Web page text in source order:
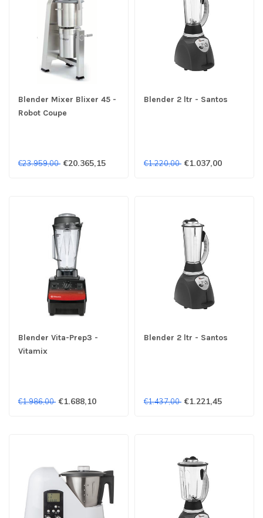
Blender Mixer Blixer 45 -
Robot Coupe
€23.959,00 €20.365,15
Blender 2 ltr - Santos
€1.220,00 €1.037,00
Blender Vita-Prep3 -
Vitamix
€1.986,00 €1.688,10
Blender 2 ltr - Santos
€1.437,00 €1.221,45